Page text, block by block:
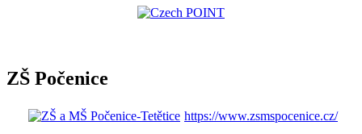
ZŠ Počenice
https://www.zsmspocenice.cz/